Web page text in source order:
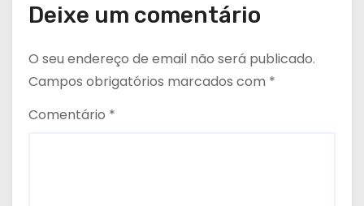
Deixe um comentário
O seu endereço de email não será publicado.
Campos obrigatórios marcados com *
Comentário *